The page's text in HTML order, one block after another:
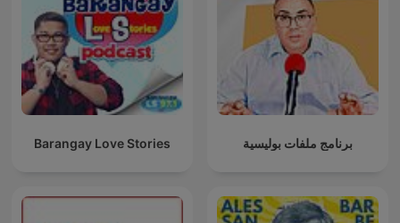
Barangay Love Stories برنامج ملفات بوليسية